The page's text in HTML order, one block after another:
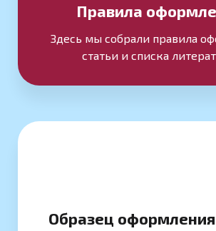
Правила
Здесь мы собрали правила
статьи и списка
Образец оформления